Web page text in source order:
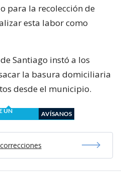
para la recolección de
esta labor como
Santiago instó a los
la basura domiciliaria
desde el municipio.
UN
AVÍSANOS